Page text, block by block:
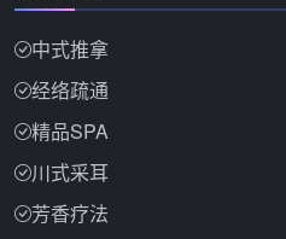
中式推拿
经络疏通
精品SPA
川式采耳
芳香疗法